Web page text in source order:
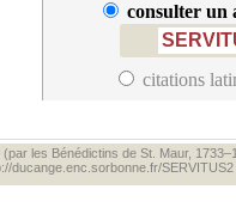
consulter un
citations
(par les Bénédictins de St. Maur,
ducange.enc.sorbonne.fr/SERVITUS2